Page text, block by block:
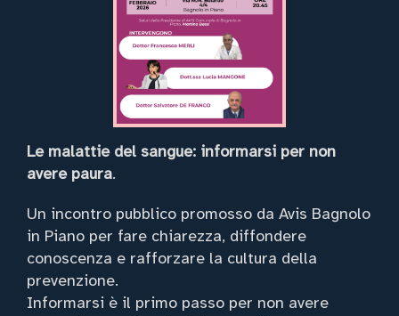
Le malattie del sangue: informarsi per non
avere paura.
Un incontro pubblico promosso da Avis Bagnolo
in Piano per fare chiarezza, diffondere
conoscenza e rafforzare la cultura della
prevenzione.
Informarsi è il primo passo per non avere